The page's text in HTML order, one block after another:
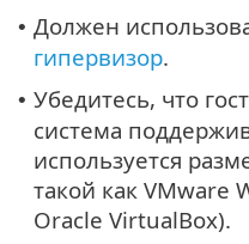
• Должен
гипервизор.
• Убедитесь, что
система
используется
такой как VMware
Oracle VirtualBox).